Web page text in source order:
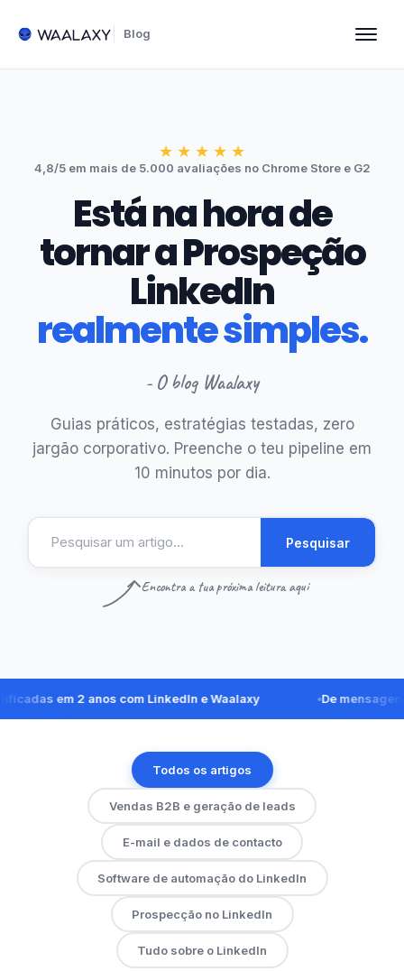
Blog
★ ★ ★ ★ ★
4,8/5 em mais de 5.000 avaliações no Chrome Store e G2
Está na hora de
tornar a Prospeção
LinkedIn
realmente simples.
- O blog Waalaxy
Guias práticos, estratégias testadas, zero
jargão corporativo. Preenche o teu pipeline em
10 minutos por dia.
Pesquisar
Encontra a tua próxima leitura aqui
em 2 anos com LinkedIn e Waalaxy De mensagens
Todos os artigos
Vendas B2B e geração de leads
E-mail e dados de contacto
Software de automação do LinkedIn
Prospecção no LinkedIn
Tudo sobre o LinkedIn